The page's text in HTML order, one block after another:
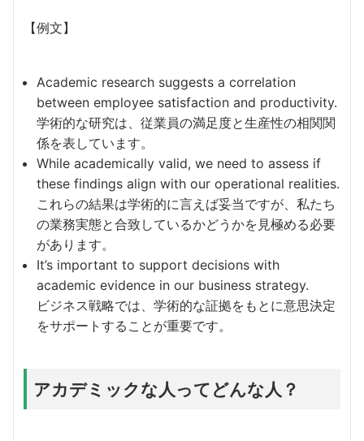
【例文】
Academic research suggests a correlation
between employee satisfaction and productivity.
学術的な研究は、従業員の満足度と生産性の相関関
係を表しています。
While academically valid, we need to assess if
these findings align with our operational realities.
これらの結果は学術的に言えば妥当ですが、私たち
の業務実態と合致しているかどうかを見極める必要
があります。
It’s important to support decisions with
academic evidence in our business strategy.
ビジネス戦略では、学術的な証拠をもとに意思決定
をサポートすることが重要です。
アカデミックな人ってどんな人？